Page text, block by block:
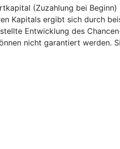
(Zuzahlung bei
Kapitals ergibt sich durch
Entwicklung des
nicht garantiert werden.